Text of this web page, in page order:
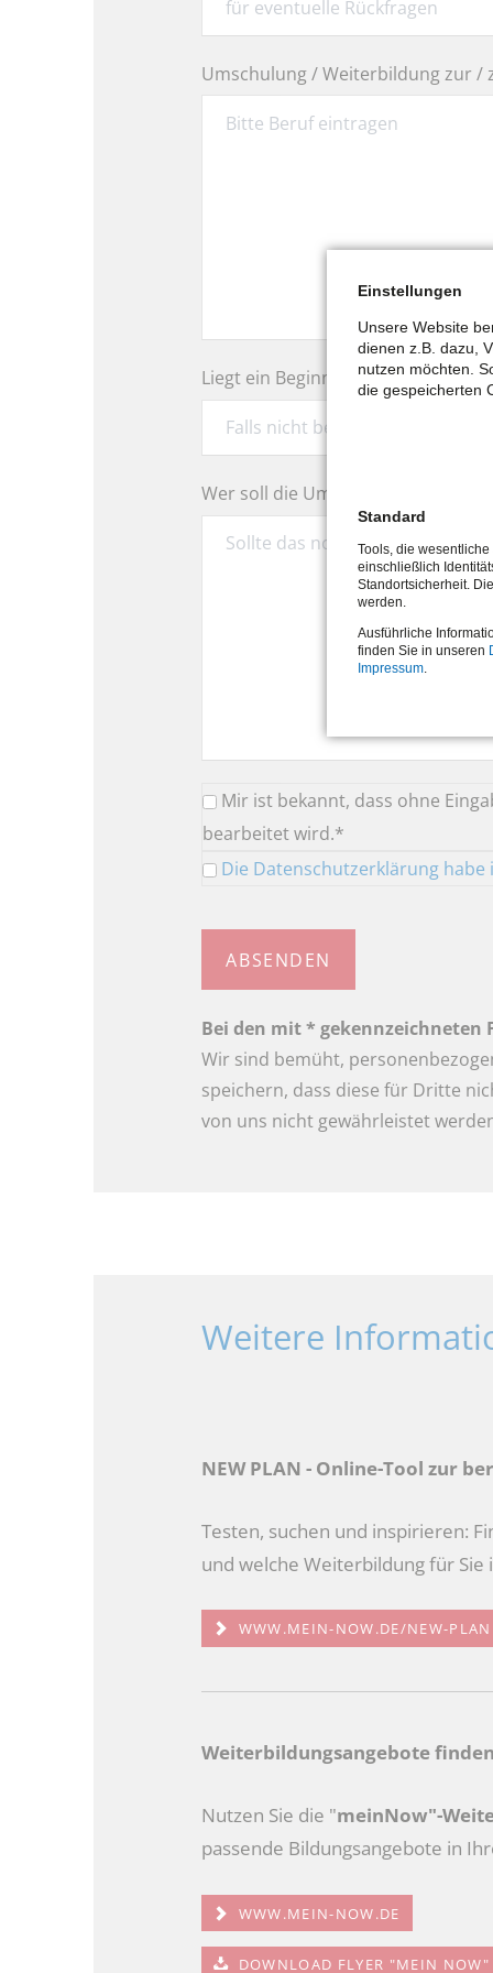
Pflichtfeld
Umschulung / Weiterbildung zur /
Liegt ein Beginndatum vor?
Wer soll die Umschulung /
Mir ist bekannt, dass ohne
bearbeitet wird.*
Die Datenschutzerklärung
ABSENDEN
Bei den mit * gekennzeichneten
Wir sind bemüht,
speichern, dass diese für Dritte
von uns nicht gewährleistet
Weitere
NEW PLAN - Online-Tool zur
Testen, suchen und inspirieren:
und welche Weiterbildung für
WWW.MEIN-NOW.DE/NEW-PLAN
Weiterbildungsangebote finden
Nutzen Sie die "meinNow"-
passende Bildungsangebote in
WWW.MEIN-NOW.DE
DOWNLOAD FLYER "MEIN NOW"
Einstellungen
Unsere Website
dienen z.B. dazu,
nutzen möchten.
die gespeicherten
Standard
Tools, die
einschließlich
Standortsicherheit.
werden.
Ausführliche
finden Sie in unseren
Impressum.